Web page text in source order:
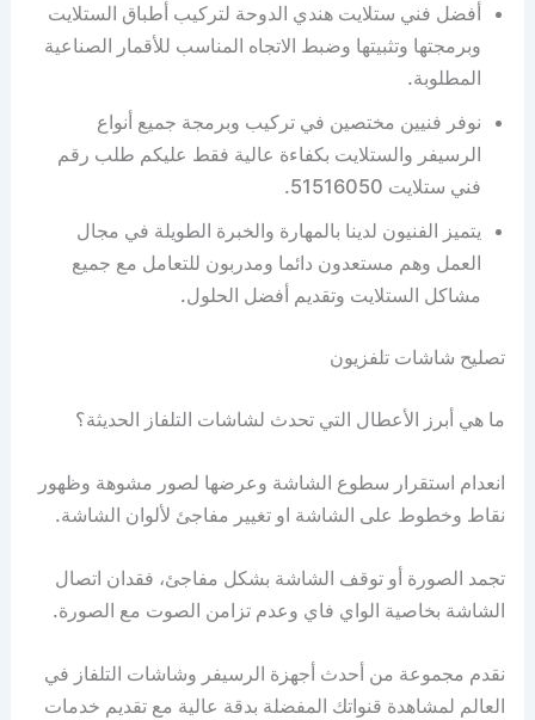
أفضل فني ستلايت هندي الدوحة لتركيب أطباق الستلايت
وبرمجتها وتثبيتها وضبط الاتجاه المناسب للأقمار الصناعية
المطلوبة.
نوفر فنيين مختصين في تركيب وبرمجة جميع أنواع
الرسيفر والستلايت بكفاءة عالية فقط عليكم طلب رقم
فني ستلايت 51516050.
يتميز الفنيون لدينا بالمهارة والخبرة الطويلة في مجال
العمل وهم مستعدون دائما ومدربون للتعامل مع جميع
مشاكل الستلايت وتقديم أفضل الحلول.
تصليح شاشات تلفزيون
ما هي أبرز الأعطال التي تحدث لشاشات التلفاز الحديثة؟
انعدام استقرار سطوع الشاشة وعرضها لصور مشوهة وظهور
نقاط وخطوط على الشاشة او تغيير مفاجئ لألوان الشاشة.
تجمد الصورة أو توقف الشاشة بشكل مفاجئ، فقدان اتصال
الشاشة بخاصية الواي فاي وعدم تزامن الصوت مع الصورة.
نقدم مجموعة من أحدث أجهزة الرسيفر وشاشات التلفاز في
العالم لمشاهدة قنواتك المفضلة بدقة عالية مع تقديم خدمات